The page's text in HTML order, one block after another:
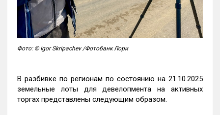
Фото: © Igor Skripachev /Фотобанк Лори
В разбивке по регионам по состоянию на 21.10.2025
земельные лоты для девелопмента на активных
торгах представлены следующим образом.